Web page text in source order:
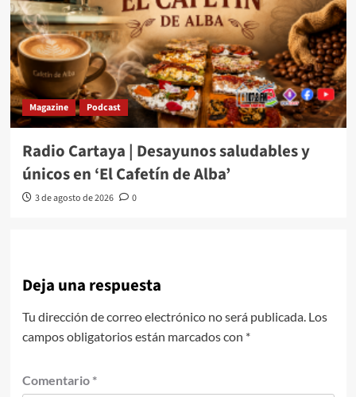
Magazine Podcast
Radio Cartaya | Desayunos saludables y
únicos en ‘El Cafetín de Alba’
3 de agosto de 2026 0
Deja una respuesta
Tu dirección de correo electrónico no será publicada. Los
campos obligatorios están marcados con *
Comentario *